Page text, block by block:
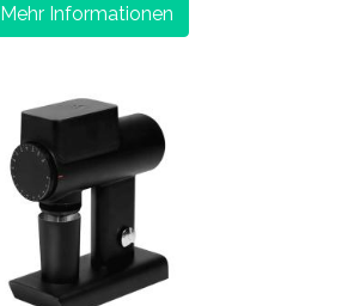
Mehr Informationen